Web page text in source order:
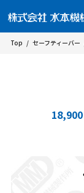
Top / セーフティーバー
18,900